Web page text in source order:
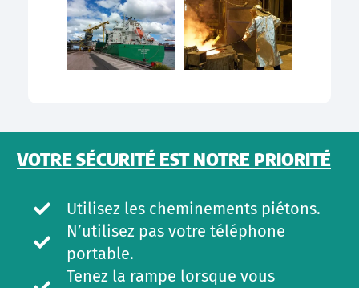
VOTRE SÉCURITÉ EST NOTRE PRIORITÉ
Utilisez les cheminements piétons.
N’utilisez pas votre téléphone
portable.
Tenez la rampe lorsque vous